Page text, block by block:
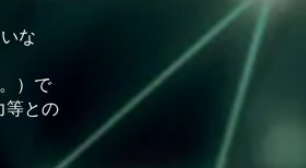
な
）で
等との